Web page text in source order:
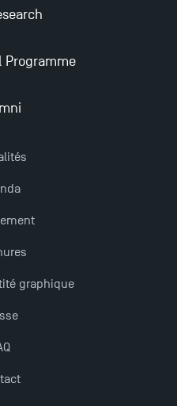
opportunités encore
Programme
graphique